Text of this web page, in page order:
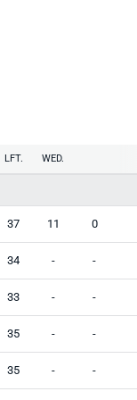
LFT. WED.
37 11 0
34 - -
33 - -
35 - -
35 - -